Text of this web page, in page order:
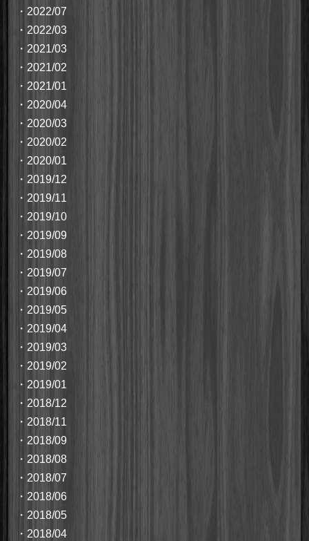
・2022/07
・2022/03
・2021/03
・2021/02
・2021/01
・2020/04
・2020/03
・2020/02
・2020/01
・2019/12
・2019/11
・2019/10
・2019/09
・2019/08
・2019/07
・2019/06
・2019/05
・2019/04
・2019/03
・2019/02
・2019/01
・2018/12
・2018/11
・2018/09
・2018/08
・2018/07
・2018/06
・2018/05
・2018/04